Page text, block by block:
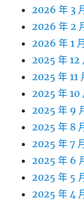
2026 年 3
2026 年 2
2026 年 1 月
2025 年 12
2025 年 11
2025 年 10
2025 年 9
2025 年 8
2025 年 7 月
2025 年 6
2025 年 5
2025 年 4